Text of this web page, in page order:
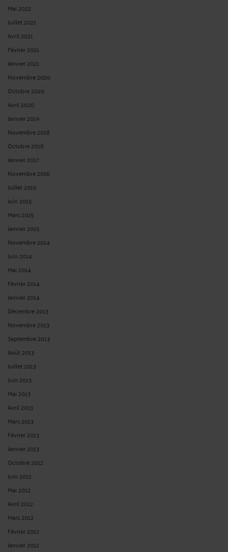
Mai 2022
Juillet 2021
Avril 2021
Février 2021
Janvier 2021
Novembre 2020
Octobre 2020
Avril 2020
Janvier 2019
Novembre 2018
Octobre 2018
Janvier 2017
Novembre 2016
Juillet 2016
Juin 2015
Mars 2015
Janvier 2015
Novembre 2014
Juin 2014
Mai 2014
Février 2014
Janvier 2014
Décembre 2013
Novembre 2013
Septembre 2013
Août 2013
Juillet 2013
Juin 2013
Mai 2013
Avril 2013
Mars 2013
Février 2013
Janvier 2013
Octobre 2012
Juin 2012
Mai 2012
Avril 2012
Mars 2012
Février 2012
Janvier 2012